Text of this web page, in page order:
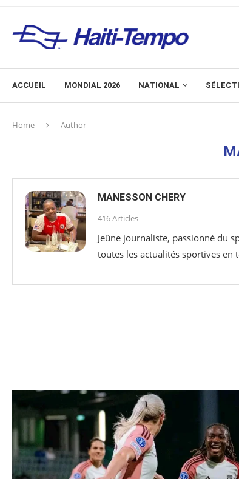
ACCUEIL MONDIAL 2026 NATIONAL
Home Author
MANESSON CHERY
416 Articles
Jeûne journaliste, passionné du
toutes les actualités sportives en